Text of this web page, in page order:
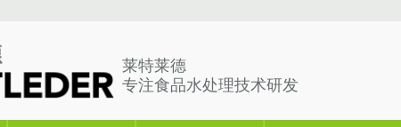
莱特莱德
专注食品水处理技术研发